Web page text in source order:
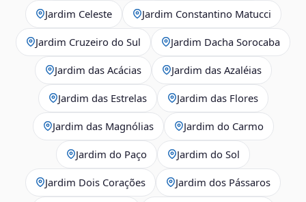
Jardim Celeste Jardim Constantino Matucci
Jardim Cruzeiro do Sul Jardim Dacha Sorocaba
Jardim das Acácias Jardim das Azaléias
Jardim das Estrelas Jardim das Flores
Jardim das Magnólias Jardim do Carmo
Jardim do Paço Jardim do Sol
Jardim Dois Corações Jardim dos Pássaros